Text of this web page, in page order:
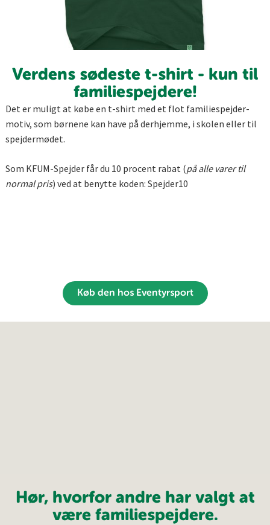
Verdens sødeste t-shirt - kun til
familiespejdere!
Det er muligt at købe en t-shirt med et flot familiespejder-
motiv, som børnene kan have på derhjemme, i skolen eller til
spejdermødet.
Som KFUM-Spejder får du 10 procent rabat (på alle varer til
normal pris) ved at benytte koden: Spejder10
Køb den hos Eventyrsport
Hør, hvorfor andre har valgt at
være familiespejdere.